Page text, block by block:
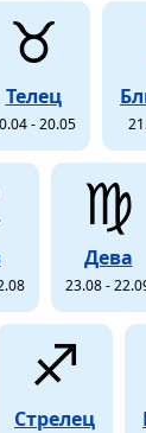
♉
Телец
- 20.05
♍
Дева
23.08 -
♐
Стрелец